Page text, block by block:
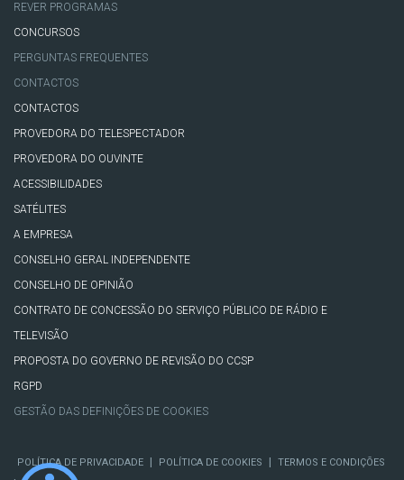
REVER PROGRAMAS
CONCURSOS
PERGUNTAS FREQUENTES
CONTACTOS
CONTACTOS
PROVEDORA DO TELESPECTADOR
PROVEDORA DO OUVINTE
ACESSIBILIDADES
SATÉLITES
A EMPRESA
CONSELHO GERAL INDEPENDENTE
CONSELHO DE OPINIÃO
CONTRATO DE CONCESSÃO DO SERVIÇO PÚBLICO DE RÁDIO E
TELEVISÃO
PROPOSTA DO GOVERNO DE REVISÃO DO CCSP
RGPD
GESTÃO DAS DEFINIÇÕES DE COOKIES
POLÍTICA DE PRIVACIDADE POLÍTICA DE COOKIES TERMOS E CONDIÇÕES